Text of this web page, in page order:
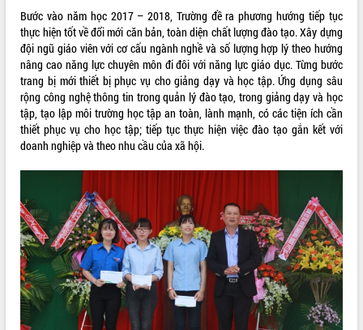
văn hóa, thể thao đáp ứng yêu cầu
phát triển mới
Thường trực HĐND tỉnh Đắk Lắk gặp
mặt Đoàn chuyên gia y tế TP. Hồ Chí
Minh
Lễ truy điệu và an táng hài cốt liệt sĩ
tại Nghĩa trang Liệt sĩ xã Sơn Hòa
Bàn giải pháp tháo gỡ khó khăn trong
Thứ trưởng Bộ Nông nghiệp và Môi
trường Nguyễn Hoàng Hiệp khảo sát
vùng trồng và doanh nghiệp đóng gói
sầu riêng tại Đắk Lắk
Trình diễn nghệ thuật chế biến các
món ăn từ sầu riêng
Đắk Lắk công bố Quy hoạch và xúc
tiến đầu tư tỉnh
LIÊN KẾT WEB
THỐNG KÊ TRUY CẬP
Hôm nay: 23915
Tất cả: 66069238
Bước vào năm học 2017 – 2018, Trường đề ra phương hướng tiếp tục
thực hiện tốt về đổi mới căn bản, toàn diện chất lượng đào tạo. Xây dựng
đội ngũ giáo viên với cơ cấu ngành nghề và số lượng hợp lý theo hướng
nâng cao năng lực chuyên môn đi đôi với năng lực giáo dục. Từng bước
trang bị mới thiết bị phục vụ cho giảng dạy và học tập. Ứng dụng sâu
rộng công nghệ thông tin trong quản lý đào tạo, trong giảng dạy và học
tập, tạo lập môi trường học tập an toàn, lành mạnh, có các tiện ích cần
thiết phục vụ cho học tập; tiếp tục thực hiện việc đào tạo gắn kết với
doanh nghiệp và theo nhu cầu của xã hội.